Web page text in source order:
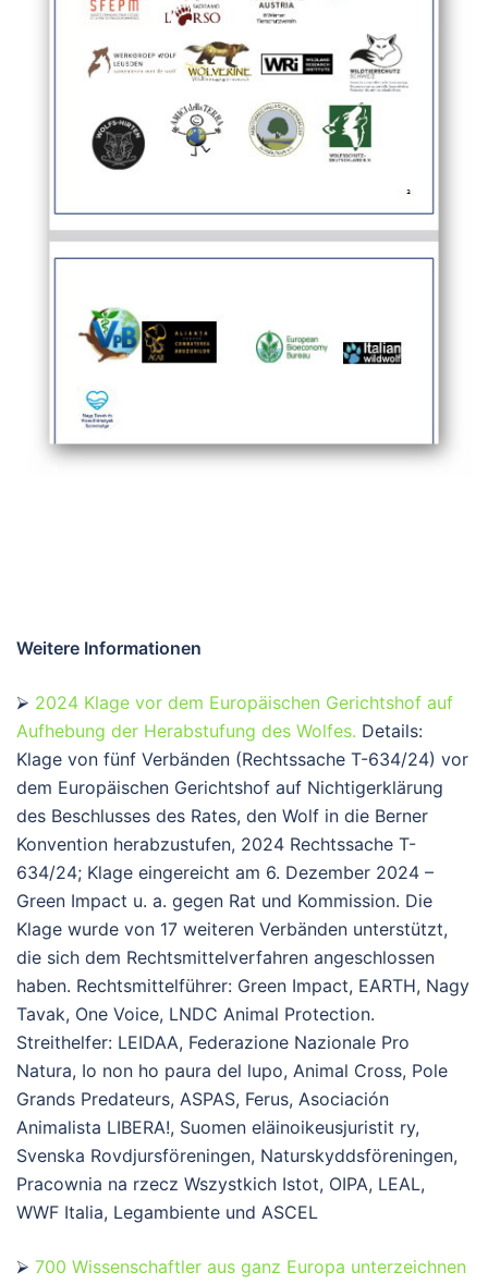
Weitere Informationen
⮚ 2024 Klage vor dem Europäischen Gerichtshof auf
Aufhebung der Herabstufung des Wolfes. Details:
Klage von fünf Verbänden (Rechtssache T-634/24) vor
dem Europäischen Gerichtshof auf Nichtigerklärung
des Beschlusses des Rates, den Wolf in die Berner
Konvention herabzustufen, 2024 Rechtssache T-
634/24; Klage eingereicht am 6. Dezember 2024 –
Green Impact u. a. gegen Rat und Kommission. Die
Klage wurde von 17 weiteren Verbänden unterstützt,
die sich dem Rechtsmittelverfahren angeschlossen
haben. Rechtsmittelführer: Green Impact, EARTH, Nagy
Tavak, One Voice, LNDC Animal Protection.
Streithelfer: LEIDAA, Federazione Nazionale Pro
Natura, Io non ho paura del lupo, Animal Cross, Pole
Grands Predateurs, ASPAS, Ferus, Asociación
Animalista LIBERA!, Suomen eläinoikeusjuristit ry,
Svenska Rovdjursföreningen, Naturskyddsföreningen,
Pracownia na rzecz Wszystkich Istot, OIPA, LEAL,
WWF Italia, Legambiente und ASCEL
⮚ 700 Wissenschaftler aus ganz Europa unterzeichnen